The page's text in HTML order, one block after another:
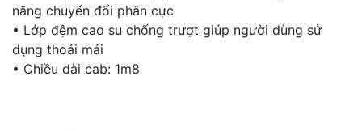
năng chuyển đổi phân cực
• Lớp đệm cao su chống trượt giúp người dùng sử
dụng thoải mái
• Chiều dài cab: 1m8